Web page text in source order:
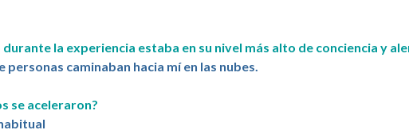
durante la experiencia estaba en su nivel más alto de conciencia y
personas caminaban hacia mí en las nubes.
se aceleraron?